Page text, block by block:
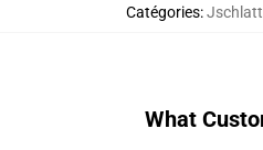
Catégories:
What